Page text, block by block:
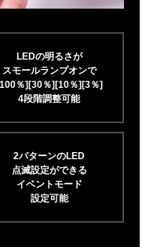
LEDの明るさが
スモールランプオンで
％][30％][10％][3％]
4段階調整可能
2パターンのLED
点滅設定ができる
イベントモード
設定可能